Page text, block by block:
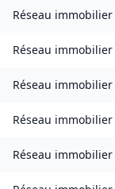
Réseau immobilier
Réseau immobilier
Réseau immobilier
Réseau immobilier
Réseau immobilier